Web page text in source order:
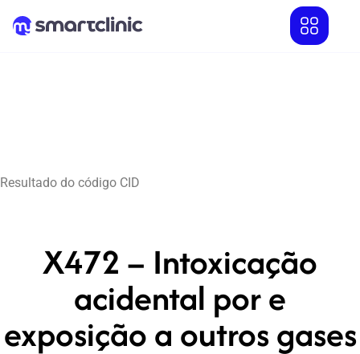
Resultado do código CID
X472 – Intoxicação
acidental por e
exposição a outros gases